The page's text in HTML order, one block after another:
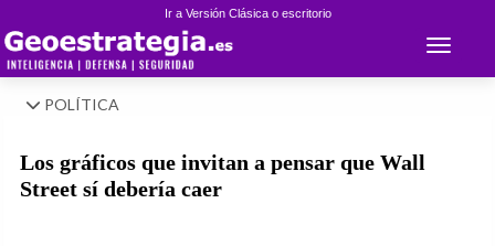
Ir a Versión Clásica o escritorio
Toggle
POLÍTICA
Los gráficos que invitan a pensar que Wall
Street sí debería caer